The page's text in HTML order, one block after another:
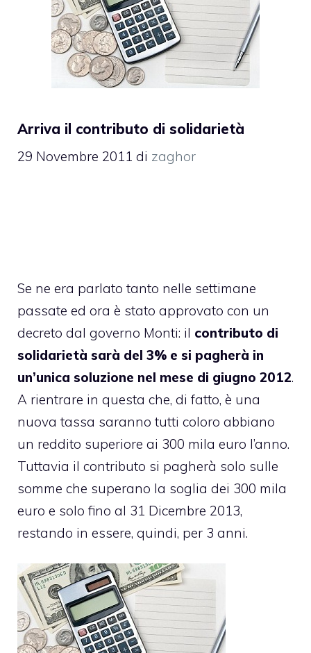
Arriva il contributo di solidarietà
29 Novembre 2011 di zaghor
Se ne era parlato tanto nelle settimane
passate ed ora è stato approvato con un
decreto dal governo Monti: il contributo di
solidarietà sarà del 3% e si pagherà in
un’unica soluzione nel mese di giugno 2012.
A rientrare in questa che, di fatto, è una
nuova tassa saranno tutti coloro abbiano
un reddito superiore ai 300 mila euro l’anno.
Tuttavia il contributo si pagherà solo sulle
somme che superano la soglia dei 300 mila
euro e solo fino al 31 Dicembre 2013,
restando in essere, quindi, per 3 anni.